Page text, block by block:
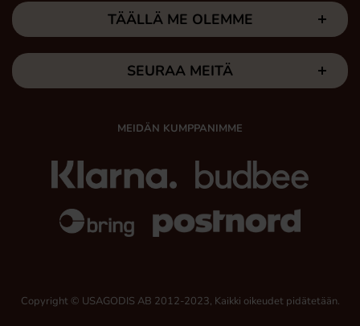
TÄÄLLÄ ME OLEMME
SEURAA MEITÄ
MEIDÄN KUMPPANIMME
Copyright © USAGODIS AB 2012-2023, Kaikki oikeudet pidätetään.